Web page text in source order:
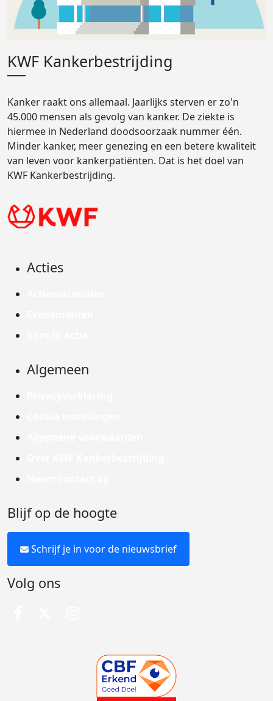
KWF Kankerbestrijding
Kanker raakt ons allemaal. Jaarlijks sterven er zo'n
45.000 mensen als gevolg van kanker. De ziekte is
hiermee in Nederland doodsoorzaak nummer één.
Minder kanker, meer genezing en een betere kwaliteit
van leven voor kankerpatiënten. Dat is het doel van
KWF Kankerbestrijding.
Acties
Algemeen
Blijf op de hoogte
Schrijf je in voor de nieuwsbrief
Volg ons